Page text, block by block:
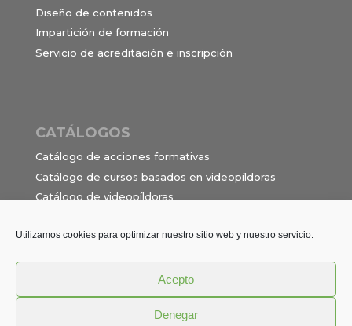
Utilizamos cookies para optimizar nuestro sitio web y nuestro servicio.
Acepto
Denegar
Diseño de contenidos
Impartición de formación
Servicio de acreditación e inscripción
CATÁLOGOS
Catálogo de acciones formativas
Catálogo de cursos basados en videopíldoras
Catálogo de videopíldoras
formación en alternancia
Política de privacidad
Términos y Condiciones
Aviso Legal
Cookies